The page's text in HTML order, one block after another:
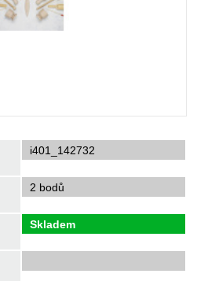
i401_142732
2 bodů
Skladem